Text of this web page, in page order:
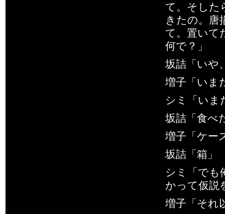
て。そした
きたの。唐
て。置い
何で？」
坂詰「いや
増子「いま
シミ「いま
坂詰「食べ
増子「ケー
坂詰「箱」
シミ「でも
かって仮説
増子「それ